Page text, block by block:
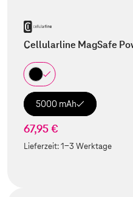
Cellularline MagSafe
5000 mAh
67,95 €
Lieferzeit:1-3 Werktage